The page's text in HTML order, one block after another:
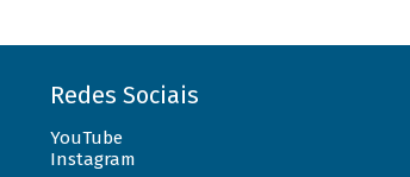
Redes Sociais
YouTube
Instagram